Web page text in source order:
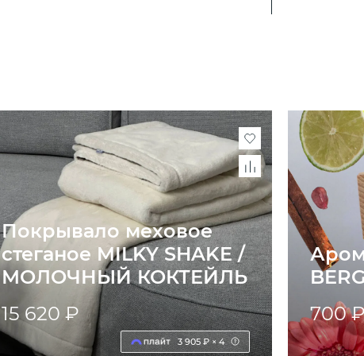
Покрывало меховое
стеганое MILKY SHAKE /
МОЛОЧНЫЙ КОКТЕЙЛЬ
15 620 ₽
3 905 ₽ × 4
700